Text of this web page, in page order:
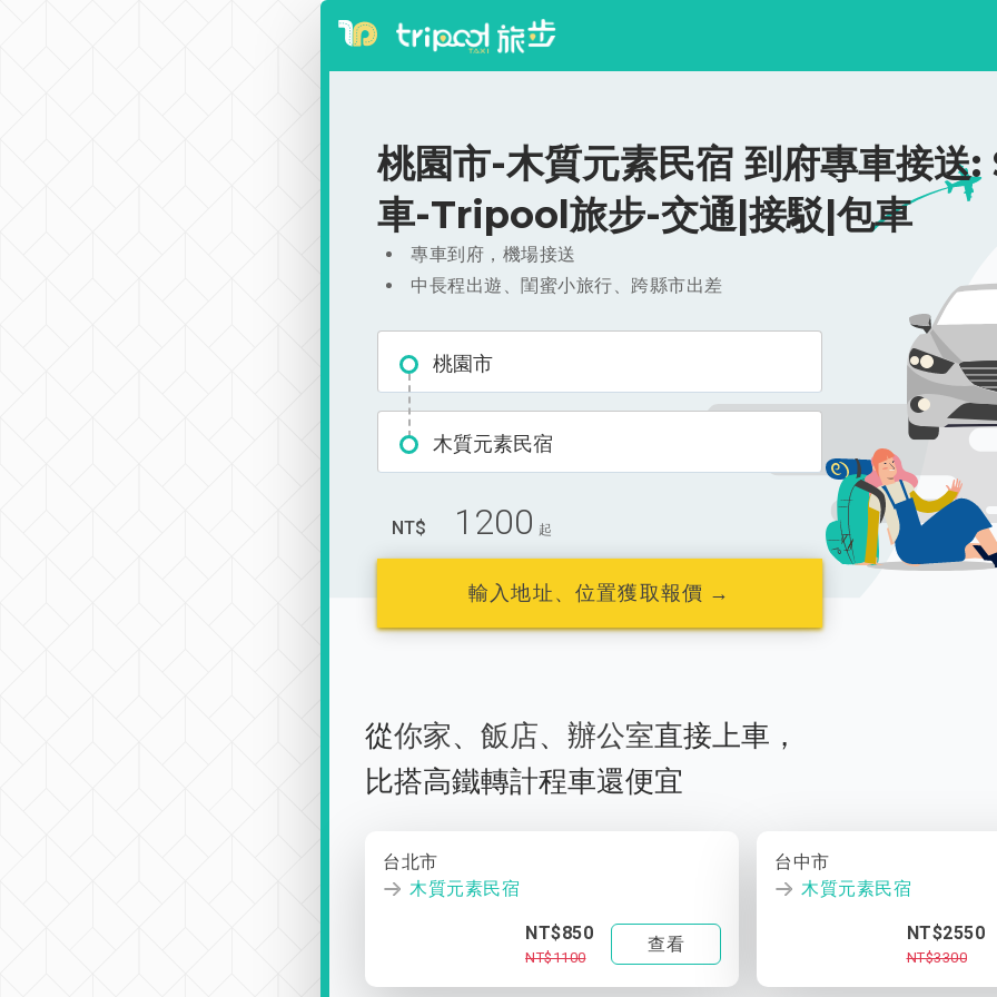
桃園市-木質元素民宿 到府專車接送
車-Tripool旅步-交通|接駁|包車
專車到府，機場接送
中長程出遊、閨蜜小旅行、跨縣市出差
桃園市
木質元素民宿
NT$ 1200 起
輸入地址、位置獲取報價 →
從你家、 飯店、 辦公室直接上車，
比搭高鐵轉計程車還便宜
台北市
木質元素民宿
NT$850
NT$1100
查看
台中市
木質元素民宿
NT$2550
NT$3300